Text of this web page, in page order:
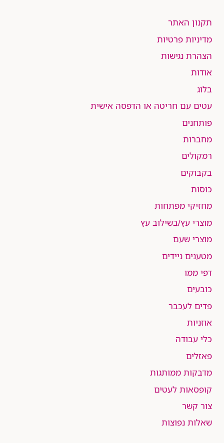
תקנון האתר
מדיניות פרטיות
הצהרת נגישות
אודות
בלוג
עטים עם חריטה או הדפסה אישית
פותחנים
מחברות
רמקולים
בקבוקים
כוסות
מחזיקי מפתחות
מוצרי עץ/בשילוב עץ
מוצרי שעם
מטענים ניידים
דפי ממו
כובעים
פדים לעכבר
אוזניות
כלי עבודה
פאזלים
מדבקות ממותגות
קופסאות לעטים
צור קשר
שאלות נפוצות